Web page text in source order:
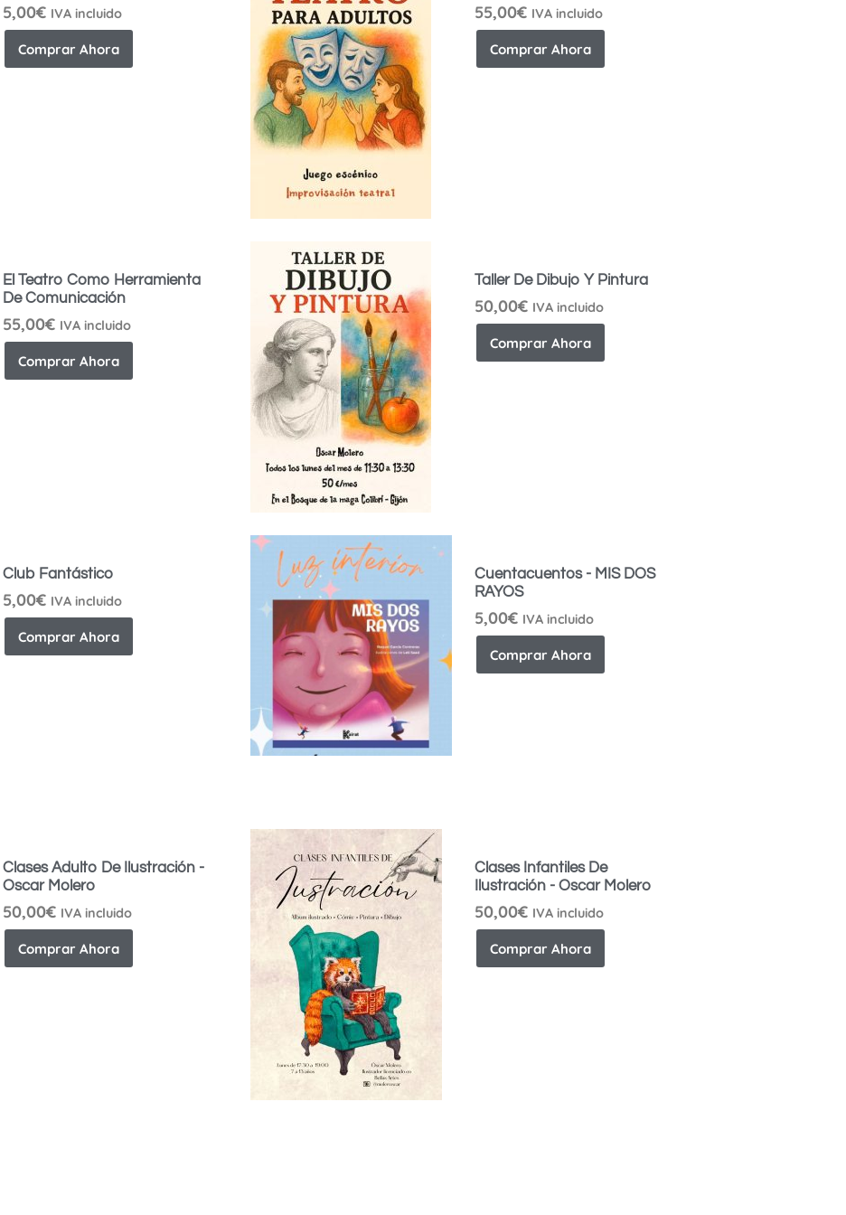
5,00€ IVA incluido
Comprar Ahora
55,00€ IVA incluido
Comprar Ahora
El Teatro Como Herramienta
De Comunicación
55,00€ IVA incluido
Comprar Ahora
Taller De Dibujo Y Pintura
50,00€ IVA incluido
Comprar Ahora
Club Fantástico
5,00€ IVA incluido
Comprar Ahora
Cuentacuentos - MIS DOS
RAYOS
5,00€ IVA incluido
Comprar Ahora
Clases Adulto De Ilustración -
Oscar Molero
50,00€ IVA incluido
Comprar Ahora
Clases Infantiles De
Ilustración - Oscar Molero
50,00€ IVA incluido
Comprar Ahora